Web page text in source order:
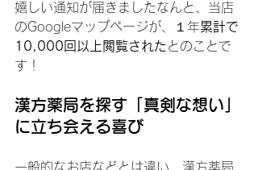
嬉しい通知が届きましたなんと、当店
のGoogleマップページが、１年累計で
10,000回以上閲覧された とのことで
す！
​漢方薬局を探す「真剣な想い」
に立ち会える喜び
​一般的なお店などとは違い、漢方薬局